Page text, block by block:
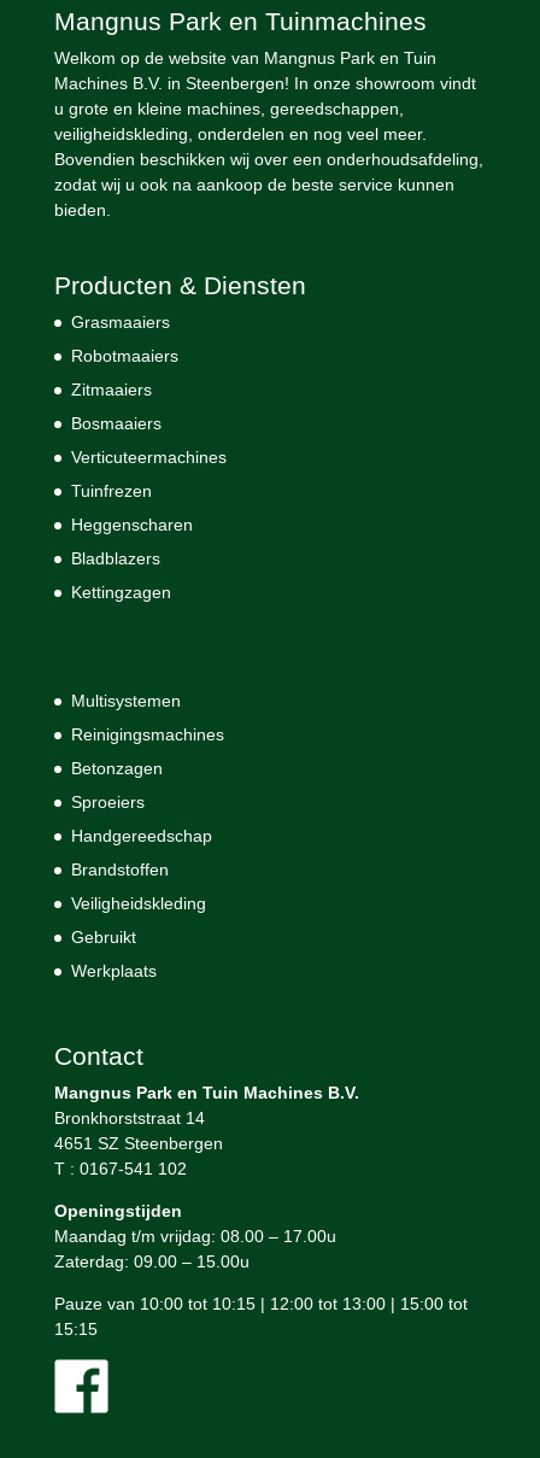
Mangnus Park en Tuinmachines
Welkom op de website van Mangnus Park en Tuin
Machines B.V. in Steenbergen! In onze showroom vindt
u grote en kleine machines, gereedschappen,
veiligheidskleding, onderdelen en nog veel meer.
Bovendien beschikken wij over een onderhoudsafdeling,
zodat wij u ook na aankoop de beste service kunnen
bieden.
Producten & Diensten
Grasmaaiers
Robotmaaiers
Zitmaaiers
Bosmaaiers
Verticuteermachines
Tuinfrezen
Heggenscharen
Bladblazers
Kettingzagen
Multisystemen
Reinigingsmachines
Betonzagen
Sproeiers
Handgereedschap
Brandstoffen
Veiligheidskleding
Gebruikt
Werkplaats
Contact
Mangnus Park en Tuin Machines B.V.
Bronkhorststraat 14
4651 SZ Steenbergen
T : 0167-541 102
Openingstijden
Maandag t/m vrijdag: 08.00 – 17.00u
Zaterdag: 09.00 – 15.00u
Pauze van 10:00 tot 10:15 | 12:00 tot 13:00 | 15:00 tot
15:15